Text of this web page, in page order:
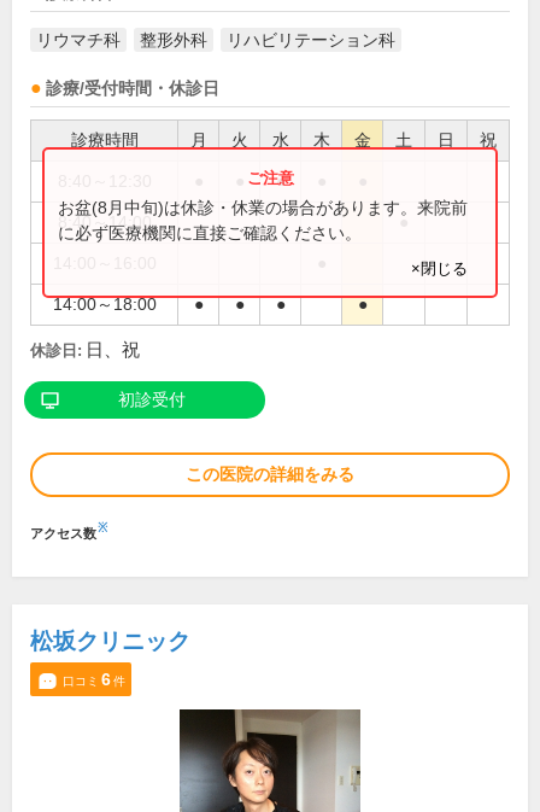
リウマチ科 整形外科 リハビリテーション科
診療/受付時間・休診日
診療時間 月 火 水 木 金 土 日 祝
●
8:40～14:00 ●
14:00～18:00 ● ● ● ●
お盆(8月中旬)は休診・休業の場合があります。来院前
に必ず医療機関に直接ご確認ください。
×閉じる
休診日: 日、祝
初診受付
この医院の詳細をみる
アクセス数※
松坂クリニック
口コミ 6件